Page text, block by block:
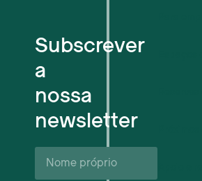
Subscrever
a
nossa
newsletter
Nome
próprio*
Para
Próximos
Apoio e